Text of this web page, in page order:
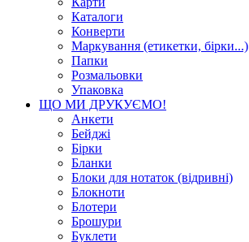
Каталоги
Конверти
Маркування (етикетки, бірки...)
Папки
Розмальовки
Упаковка
ЩО МИ ДРУКУЄМО!
Анкети
Бейджі
Бірки
Бланки
Блоки для нотаток (відривні)
Блокноти
Блотери
Брошури
Буклети